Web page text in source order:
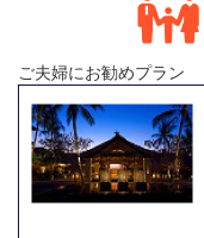
ご夫婦にお勧めプラン